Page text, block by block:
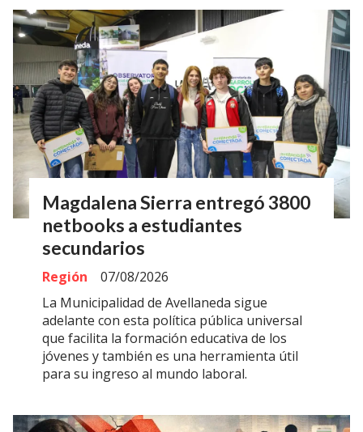
Magdalena Sierra entregó 3800
netbooks a estudiantes
secundarios
Región
07/08/2026
La Municipalidad de Avellaneda sigue
adelante con esta política pública universal
que facilita la formación educativa de los
jóvenes y también es una herramienta útil
para su ingreso al mundo laboral.